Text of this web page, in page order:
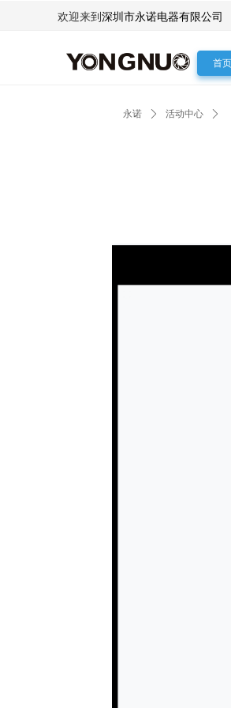
首页
欢迎来到 深圳市永诺电器有限公司
永诺 ꄲ 活动中心 ꄲ